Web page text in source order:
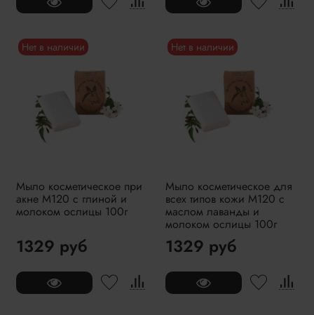
Нет в наличии
Мыло косметическое при
акне M120 с глиной и
молоком ослицы 100г
1329 руб
Нет в наличии
Мыло косметическое для
всех типов кожи M120 с
маслом лаванды и
молоком ослицы 100г
1329 руб